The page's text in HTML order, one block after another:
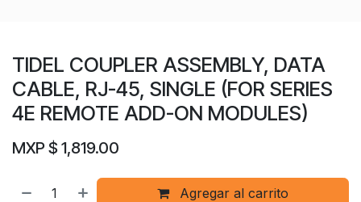
TIDEL COUPLER ASSEMBLY, DATA
CABLE, RJ-45, SINGLE (FOR SERIES
4E REMOTE ADD-ON MODULES)
MXP $ 1,819.00
Agregar al carrito